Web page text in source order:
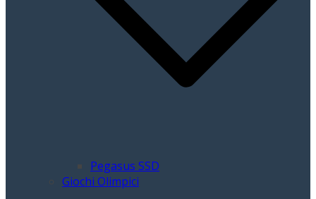
Pegasus SSD
Giochi Olimpici